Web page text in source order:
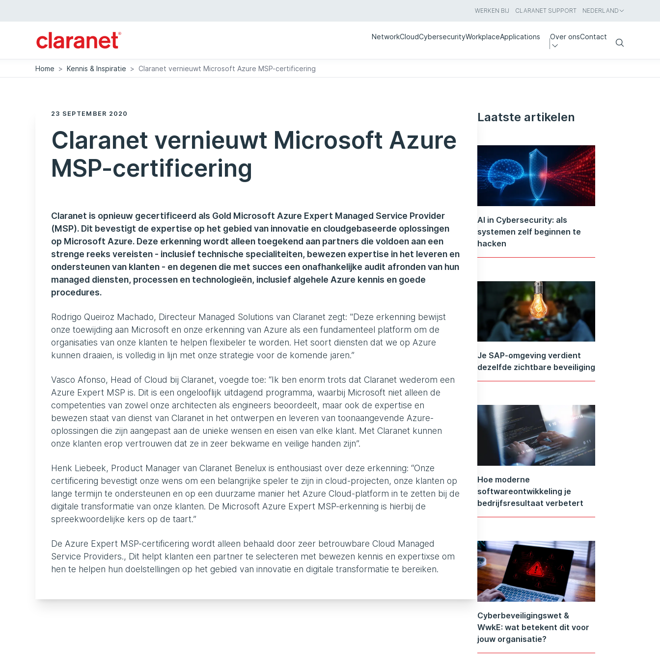
WERKEN BIJ CLARANET SUPPORT NEDERLAND
NetworkCloudCybersecurityWorkplaceApplications Over onsContact
Search
Home > Kennis & Inspiratie > Claranet vernieuwt Microsoft Azure MSP-certificering
23 SEPTEMBER 2020
Claranet vernieuwt Microsoft Azure
MSP-certificering
Claranet is opnieuw gecertificeerd als Gold Microsoft Azure Expert Managed Service Provider
(MSP). Dit bevestigt de expertise op het gebied van innovatie en cloudgebaseerde oplossingen
op Microsoft Azure. Deze erkenning wordt alleen toegekend aan partners die voldoen aan een
strenge reeks vereisten - inclusief technische specialiteiten, bewezen expertise in het leveren en
ondersteunen van klanten - en degenen die met succes een onafhankelijke audit afronden van hun
managed diensten, processen en technologieën, inclusief algehele Azure kennis en goede
procedures.
Rodrigo Queiroz Machado, Directeur Managed Solutions van Claranet zegt: "Deze erkenning bewijst
onze toewijding aan Microsoft en onze erkenning van Azure als een fundamenteel platform om de
organisaties van onze klanten te helpen flexibeler te worden. Het soort diensten dat we op Azure
kunnen draaien, is volledig in lijn met onze strategie voor de komende jaren.”
Vasco Afonso, Head of Cloud bij Claranet, voegde toe: “Ik ben enorm trots dat Claranet wederom een
Azure Expert MSP is. Dit is een ongelooflijk uitdagend programma, waarbij Microsoft niet alleen de
competenties van zowel onze architecten als engineers beoordeelt, maar ook de expertise en
bewezen staat van dienst van Claranet in het ontwerpen en leveren van toonaangevende Azure-
oplossingen die zijn aangepast aan de unieke wensen en eisen van elke klant. Met Claranet kunnen
onze klanten erop vertrouwen dat ze in zeer bekwame en veilige handen zijn”.
Henk Liebeek, Product Manager van Claranet Benelux is enthousiast over deze erkenning: “Onze
certificering bevestigt onze wens om een belangrijke speler te zijn in cloud-projecten, onze klanten op
lange termijn te ondersteunen en op een duurzame manier het Azure Cloud-platform in te zetten bij de
digitale transformatie van onze klanten. De Microsoft Azure Expert MSP-erkenning is hierbij de
spreekwoordelijke kers op de taart.”
De Azure Expert MSP-certificering wordt alleen behaald door zeer betrouwbare Cloud Managed
Service Providers., Dit helpt klanten een partner te selecteren met bewezen kennis en expertixse om
hen te helpen hun doelstellingen op het gebied van innovatie en digitale transformatie te bereiken.
Laatste artikelen
AI in Cybersecurity: als
systemen zelf beginnen te
hacken
Je SAP-omgeving verdient
dezelfde zichtbare beveiliging
Hoe moderne
softwareontwikkeling je
bedrijfsresultaat verbetert
Cyberbeveiligingswet &
WwkE: wat betekent dit voor
jouw organisatie?